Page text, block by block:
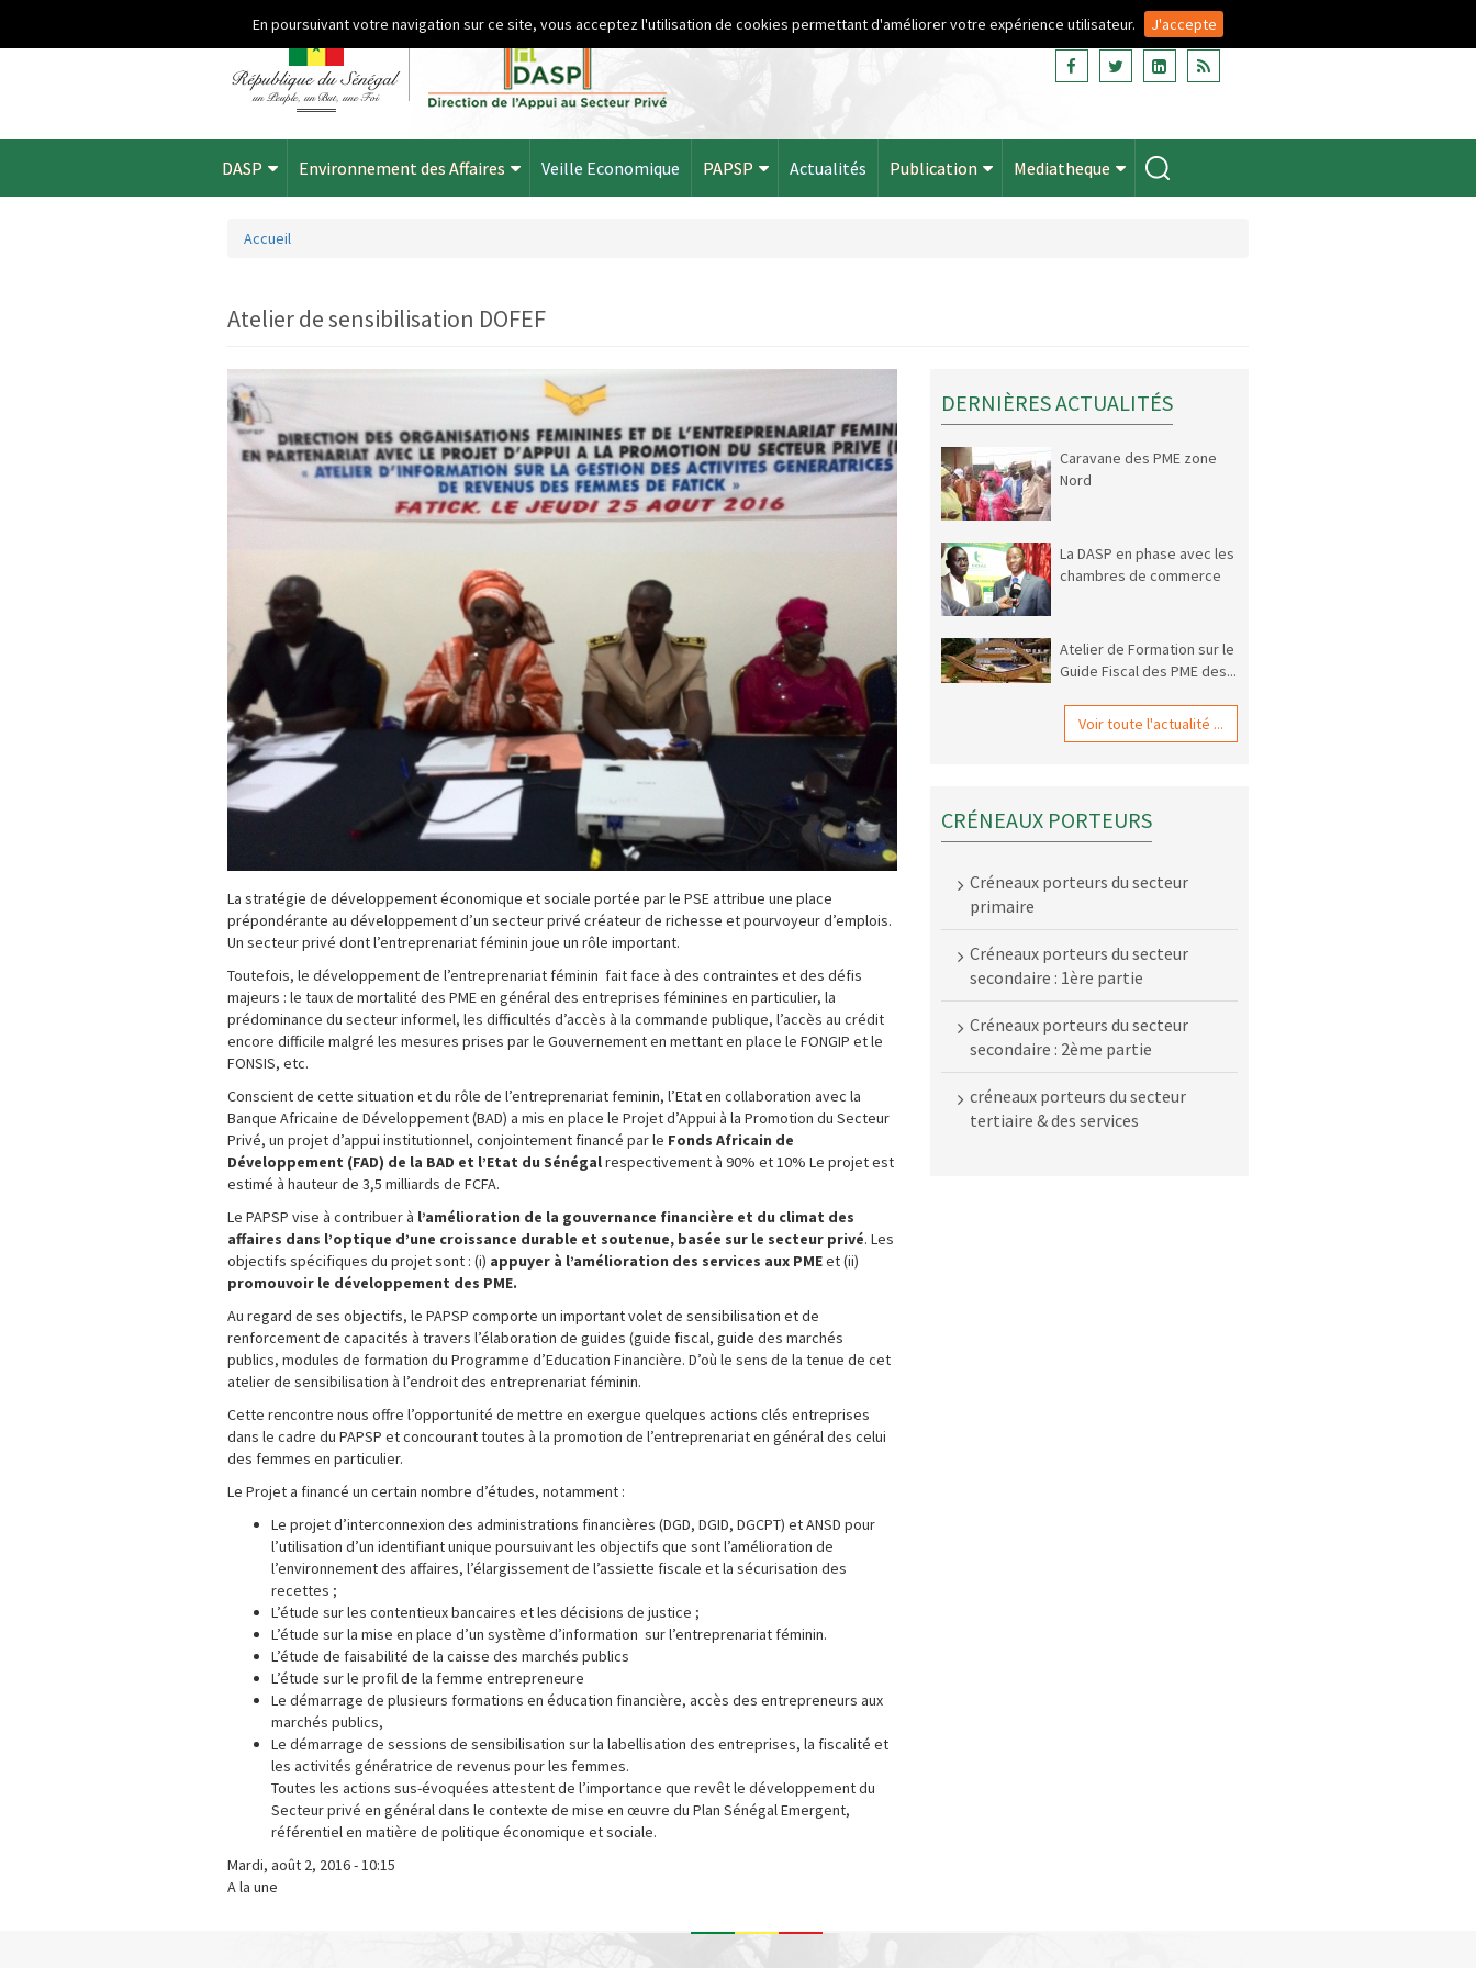
En poursuivant votre navigation sur ce site, vous acceptez l'utilisation de cookies permettant d'améliorer votre expérience utilisateur. J'accepte
DASP Environnement des Affaires Veille Economique PAPSP Actualités Publication Mediatheque
Vous êtes ici
Accueil
Atelier de sensibilisation DOFEF
La stratégie de développement économique et sociale portée par le PSE attribue une place
prépondérante au développement d’un secteur privé créateur de richesse et pourvoyeur d’emplois.
Un secteur privé dont l’entreprenariat féminin joue un rôle important.
Toutefois, le développement de l’entreprenariat féminin fait face à des contraintes et des défis
majeurs : le taux de mortalité des PME en général des entreprises féminines en particulier, la
prédominance du secteur informel, les difficultés d’accès à la commande publique, l’accès au crédit
encore difficile malgré les mesures prises par le Gouvernement en mettant en place le FONGIP et le
FONSIS, etc.
Conscient de cette situation et du rôle de l’entreprenariat feminin, l’Etat en collaboration avec la
Banque Africaine de Développement (BAD) a mis en place le Projet d’Appui à la Promotion du Secteur
Privé, un projet d’appui institutionnel, conjointement financé par le Fonds Africain de
Développement (FAD) de la BAD et l’Etat du Sénégalrespectivement à 90% et 10% Le projet est
estimé à hauteur de 3,5 milliards de FCFA.
Le PAPSP vise à contribuer à l’amélioration de la gouvernance financière et du climat des
affaires dans l’optique d’une croissance durable et soutenue, basée sur le secteur privé. Les
objectifs spécifiques du projet sont : (i) appuyer à l’amélioration des services aux PMEet (ii)
promouvoir le développement des PME.
Au regard de ses objectifs, le PAPSP comporte un important volet de sensibilisation et de
renforcement de capacités à travers l’élaboration de guides (guide fiscal, guide des marchés
publics, modules de formation du Programme d’Education Financière. D’où le sens de la tenue de cet
atelier de sensibilisation à l’endroit des entreprenariat féminin.
Cette rencontre nous offre l’opportunité de mettre en exergue quelques actions clés entreprises
dans le cadre du PAPSP et concourant toutes à la promotion de l’entreprenariat en général des celui
des femmes en particulier.
Le Projet a financé un certain nombre d’études, notamment :
Le projet d’interconnexion des administrations financières (DGD, DGID, DGCPT) et ANSD pour
l’utilisation d’un identifiant unique poursuivant les objectifs que sont l’amélioration de
l’environnement des affaires, l’élargissement de l’assiette fiscale et la sécurisation des
recettes ;
L’étude sur les contentieux bancaires et les décisions de justice ;
L’étude sur la mise en place d’un système d’information sur l’entreprenariat féminin.
L’étude de faisabilité de la caisse des marchés publics
L’étude sur le profil de la femme entrepreneure
Le démarrage de plusieurs formations en éducation financière, accès des entrepreneurs aux
marchés publics,
Le démarrage de sessions de sensibilisation sur la labellisation des entreprises, la fiscalité et
les activités génératrice de revenus pour les femmes.
Toutes les actions sus-évoquées attestent de l’importance que revêt le développement du
Secteur privé en général dans le contexte de mise en œuvre du Plan Sénégal Emergent,
référentiel en matière de politique économique et sociale.
Mardi, août 2, 2016 - 10:15
A la une
DERNIÈRES ACTUALITÉS
Caravane des PME zone
Nord
La DASP en phase avec les
chambres de commerce
Atelier de Formation sur le
Guide Fiscal des PME des...
Voir toute l'actualité ...
CRÉNEAUX PORTEURS
Créneaux porteurs du secteur
primaire
Créneaux porteurs du secteur
secondaire : 1ère partie
Créneaux porteurs du secteur
secondaire : 2ème partie
créneaux porteurs du secteur
tertiaire & des services